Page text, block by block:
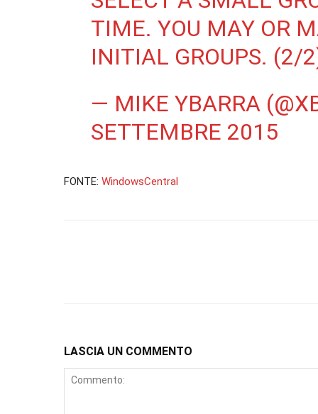
TIME. YOU MAY OR
INITIAL GROUPS. (2/
— MIKE YBARRA
SETTEMBRE 2015
FONTE: WindowsCentral
LASCIA UN COMMENTO